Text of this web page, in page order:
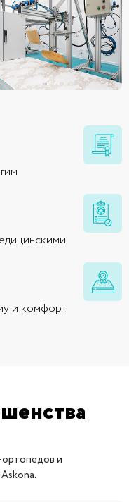
и комфорт
ортопедов и